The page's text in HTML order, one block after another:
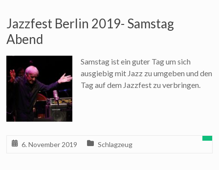
Jazzfest Berlin 2019- Samstag
Abend
Samstag ist ein guter Tag um sich
ausgiebig mit Jazz zu umgeben und den
Tag auf dem Jazzfest zu verbringen.
6. November 2019 Schlagzeug